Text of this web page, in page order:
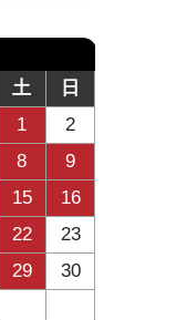
土
日
1
2
8
9
15
16
22
23
29
30